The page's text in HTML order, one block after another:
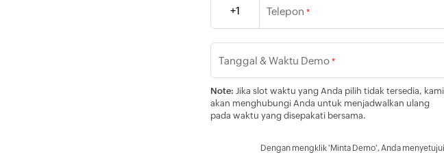
+1 Telepon *
Tanggal & Waktu Demo *
Note: Jika slot waktu yang Anda pilih tidak tersedia, kami
akan menghubungi Anda untuk menjadwalkan ulang
pada waktu yang disepakati bersama.
Dengan mengklik 'Minta Demo', Anda